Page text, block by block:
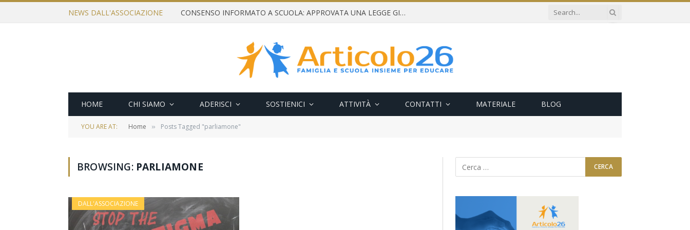
NEWS DALL'ASSOCIAZIONE CONSENSO INFORMATO A SCUOLA: APPROVATA UNA LEGGE GIUSTA E NECESSARIA
HOME CHI SIAMO ADERISCI SOSTIENICI ATTIVITÀ CONTATTI MATERIALE BLOG
YOU ARE AT: Home » Posts Tagged "parliamone"
BROWSING: PARLIAMONE
DALL'ASSOCIAZIONE